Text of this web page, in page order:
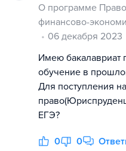
О программе
финансово-
06 декабря 2023
Имею бакалавриат
обучение в
Для поступления
ЕГЭ?
0 0